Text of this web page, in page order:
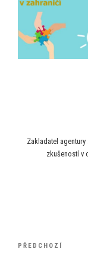
Zakladatel
zkušeností v
Navigace
Předchozí
PŘEDCHOZÍ